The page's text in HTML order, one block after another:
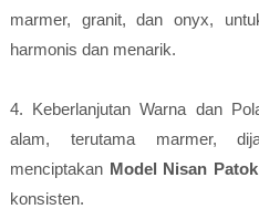
marmer, granit, dan onyx,
harmonis dan menarik.
4. Keberlanjutan Warna dan
alam, terutama marmer,
menciptakan Model Nisan
konsisten.